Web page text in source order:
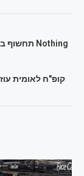
Nothing תחשוף בקרוב אוזניות חדשות ובדרך יורדת על המתחרות